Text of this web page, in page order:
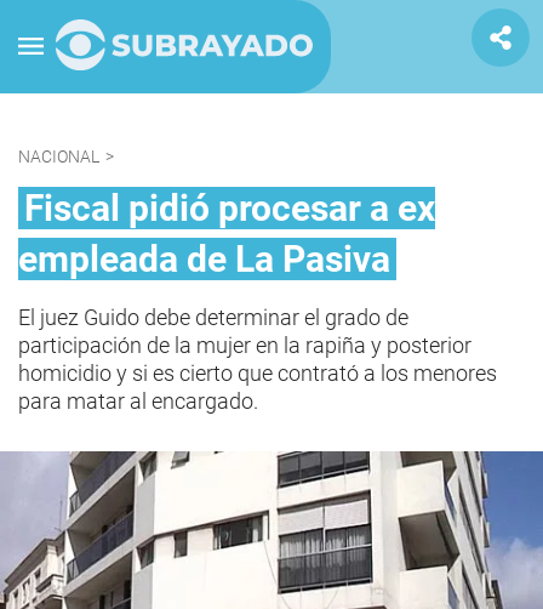
NACIONAL >
Fiscal pidió procesar a ex
empleada de La Pasiva
El juez Guido debe determinar el grado de
participación de la mujer en la rapiña y posterior
homicidio y si es cierto que contrató a los menores
para matar al encargado.